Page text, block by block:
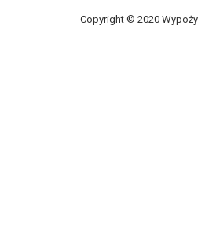
Copyright © 2020